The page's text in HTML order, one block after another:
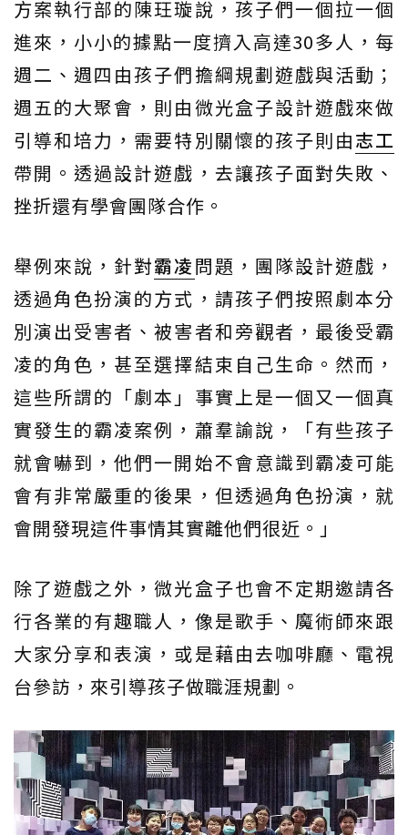
方案執行部的陳玨璇說，孩子們一個拉一個
進來，小小的據點一度擠入高達30多人，每
週二、週四由孩子們擔綱規劃遊戲與活動；
週五的大聚會，則由微光盒子設計遊戲來做
引導和培力，需要特別關懷的孩子則由志工
帶開。透過設計遊戲，去讓孩子面對失敗、
挫折還有學會團隊合作。
舉例來說，針對霸凌問題，團隊設計遊戲，
透過角色扮演的方式，請孩子們按照劇本分
別演出受害者、被害者和旁觀者，最後受霸
凌的角色，甚至選擇結束自己生命。然而，
這些所謂的「劇本」事實上是一個又一個真
實發生的霸凌案例，蕭羣諭說，「有些孩子
就會嚇到，他們一開始不會意識到霸凌可能
會有非常嚴重的後果，但透過角色扮演，就
會開發現這件事情其實離他們很近。」
除了遊戲之外，微光盒子也會不定期邀請各
行各業的有趣職人，像是歌手、魔術師來跟
大家分享和表演，或是藉由去咖啡廳、電視
台參訪，來引導孩子做職涯規劃。